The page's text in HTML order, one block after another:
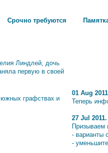
Срочно требуются
Линдлей, дочь
первую в своей
южных графствах и
01 Aug
Теперь
27 Jul 2011.
Призываем
- варианты
-